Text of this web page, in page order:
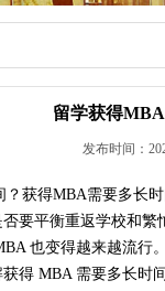
留学获得
发布时间：
获得MBA需要多长
要平衡重返学校和
也变得越来越流行
得 MBA 需要多长时